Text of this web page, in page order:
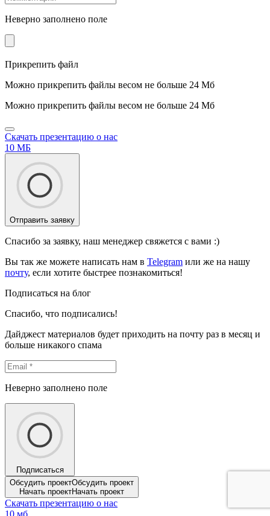
Неверно заполнено поле
Прикрепить файл
Можно прикрепить файлы весом не больше 24 Мб
Можно прикрепить файлы весом не больше 24 Мб
Скачать презентацию о нас
10 МБ
Отправить заявку
Спасибо за заявку, наш менеджер свяжется с вами :)
Вы так же можете написать нам в Telegram или же на нашу
почту, если хотите быстрее познакомиться!
Подписаться на блог
Спасибо, что подписались!
Дайджест материалов будет приходить на почту раз в месяц и
больше никакого спама
Неверно заполнено поле
Подписаться
Обсудить проектОбсудить проект
Начать проектНачать проект
Скачать презентацию о нас